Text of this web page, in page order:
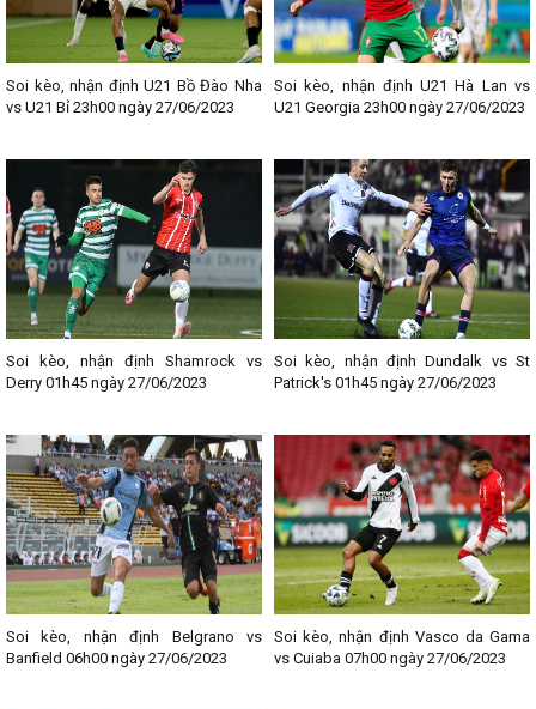
Soi kèo, nhận định U21 Bồ Đào Nha
vs U21 Bỉ 23h00 ngày 27/06/2023
Soi kèo, nhận định U21 Hà Lan vs
U21 Georgia 23h00 ngày 27/06/2023
Soi kèo, nhận định Shamrock vs
Derry 01h45 ngày 27/06/2023
Soi kèo, nhận định Dundalk vs St
Patrick's 01h45 ngày 27/06/2023
Soi kèo, nhận định Belgrano vs
Banfield 06h00 ngày 27/06/2023
Soi kèo, nhận định Vasco da Gama
vs Cuiaba 07h00 ngày 27/06/2023